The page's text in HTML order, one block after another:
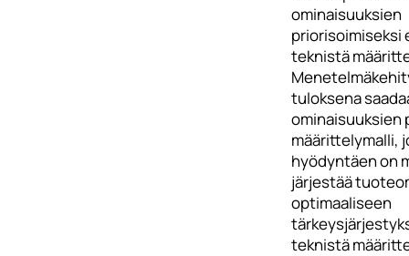
ominaisuuksien
priorisoimiseksi
teknistä
tuloksena
ominaisuuksien
määrittelymalli,
hyödyntäen on
järjestää
optimaaliseen
teknistä